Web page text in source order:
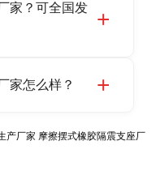
，地址迎宾大街 9
9 号，是专业隔震
、LNR 天然、
家？可全国发
体工厂现货充足，
，地址：衡水高新
家怎么样？
业生产经验，国标
、深化、供货、安
产厂家 摩擦摆式橡胶隔震支座厂